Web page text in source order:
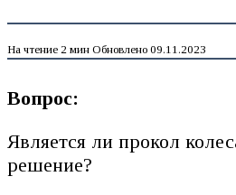
На чтение 2 мин Обновлено 09.11.2023
Вопрос:
Является ли прокол
решение?